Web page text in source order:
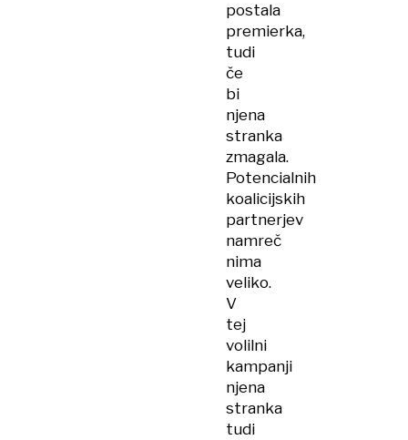
postala
premierka,
tudi
če
bi
njena
stranka
zmagala.
Potencialnih
koalicijskih
partnerjev
namreč
nima
veliko.
V
tej
volilni
kampanji
njena
stranka
tudi